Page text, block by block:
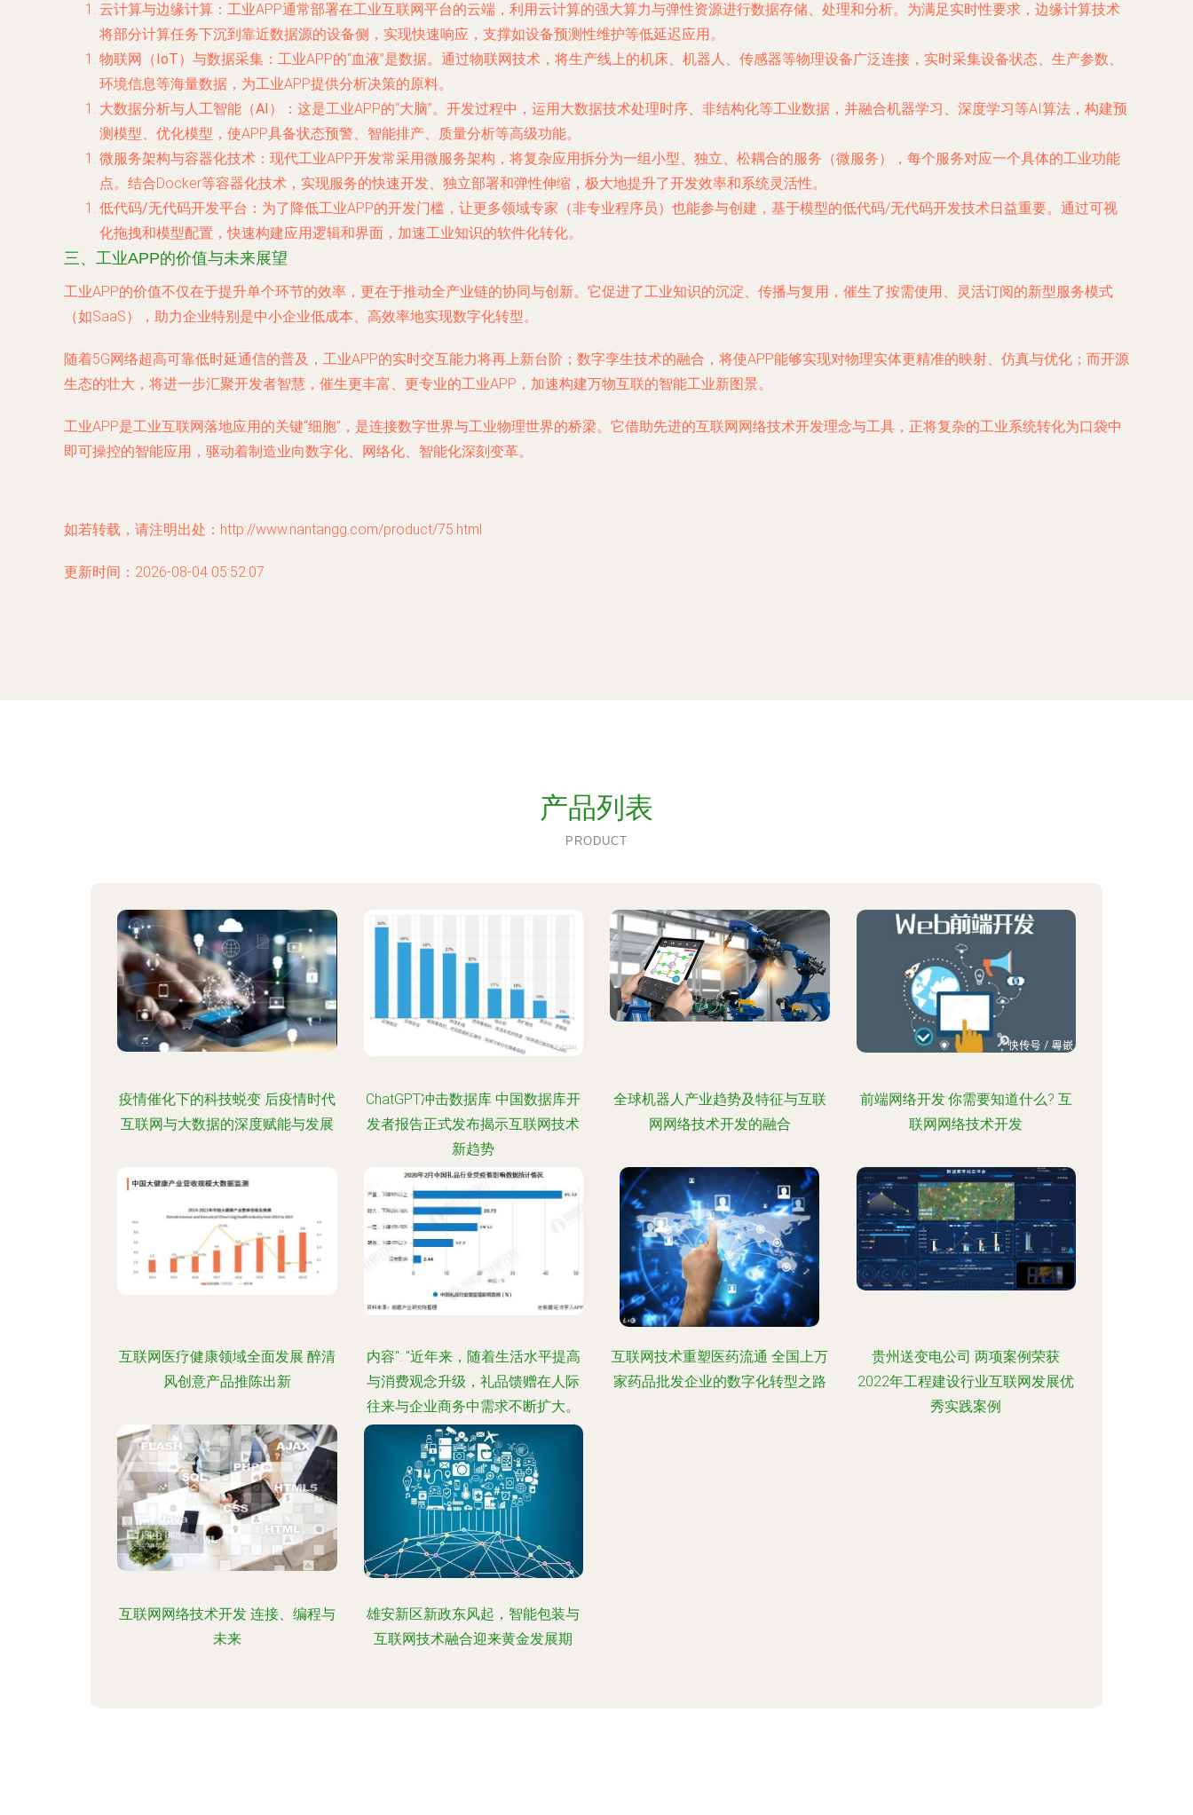
云计算与边缘计算 ：工业APP通常部署在工业互联网平台的云端，利用云计算的强大算力与弹性资源进行数据存储、处理和分析。为满足实时性要求，边缘计算技术
将部分计算任务下沉到靠近数据源的设备侧，实现快速响应，支撑如设备预测性维护等低延迟应用。
物联网（IoT）与数据采集 ：工业APP的“血液”是数据。通过物联网技术，将生产线上的机床、机器人、传感器等物理设备广泛连接，实时采集设备状态、生产参数、
环境信息等海量数据，为工业APP提供分析决策的原料。
大数据分析与人工智能（AI）
：这是工业APP的“大脑”。开发过程中，运用大数据技术处理时序、非结构化等工业数据，并融合机器学习、深度学习等AI算法，构建预
测模型、优化模型，使APP具备状态预警、智能排产、质量分析等高级功能。
微服务架构与容器化技术 ：现代工业APP开发常采用微服务架构，将复杂应用拆分为一组小型、独立、松耦合的服务（微服务），每个服务对应一个具体的工业功能
点。结合Docker等容器化技术，实现服务的快速开发、独立部署和弹性伸缩，极大地提升了开发效率和系统灵活性。
低代码/无代码开发平台 ：为了降低工业APP的开发门槛，让更多领域专家（非专业程序员）也能参与创建，基于模型的低代码/无代码开发技术日益重要。通过可视
化拖拽和模型配置，快速构建应用逻辑和界面，加速工业知识的软件化转化。
三、工业APP的价值与未来展望
工业APP的价值不仅在于提升单个环节的效率，更在于推动全产业链的协同与创新。它促进了工业知识的沉淀、传播与复用，催生了按需使用、灵活订阅的新型服务模式
（如SaaS），助力企业特别是中小企业低成本、高效率地实现数字化转型。
随着5G网络超高可靠低时延通信的普及，工业APP的实时交互能力将再上新台阶；数字孪生技术的融合，将使APP能够实现对物理实体更精准的映射、仿真与优化；而开源
生态的壮大，将进一步汇聚开发者智慧，催生更丰富、更专业的工业APP，加速构建万物互联的智能工业新图景。
工业APP是工业互联网落地应用的关键“细胞”，是连接数字世界与工业物理世界的桥梁。它借助先进的互联网网络技术开发理念与工具，正将复杂的工业系统转化为口袋中
即可操控的智能应用，驱动着制造业向数字化、网络化、智能化深刻变革。
如若转载，请注明出处：http://www.nantangg.com/product/75.html
更新时间：2026-08-04 05:52:07
产品列表
PRODUCT
疫情催化下的科技蜕变 后疫情时代
互联网与大数据的深度赋能与发展
ChatGPT冲击数据库 中国数据库开
发者报告正式发布揭示互联网技术
新趋势
全球机器人产业趋势及特征与互联
网网络技术开发的融合
前端网络开发:你需要知道什么? 互
联网网络技术开发
互联网医疗健康领域全面发展 醉清
风创意产品推陈出新
内容": "近年来，随着生活水平提高
与消费观念升级，礼品馈赠在人际
往来与企业商务中需求不断扩大。
2020年，互联网及移动支付的深度
普及催生了产业模式革新，礼品行
业紧随行业多元化趋势往更贴切人
性与注重设计的方案转型。"2020
年中国互联网礼品行业发展模式正
稳扎运营数字化应用体验形式
中，"产品质量与服务优先发展秉
持"，品牌正在摆脱原始点按规模销
售业绩展开线下配合时期增长价值
互联网技术重塑医药流通 全国上万
家药品批发企业的数字化转型之路
贵州送变电公司 两项案例荣获
2022年工程建设行业互联网发展优
秀实践案例
互联网网络技术开发 连接、编程与
未来
雄安新区新政东风起，智能包装与
互联网技术融合迎来黄金发展期